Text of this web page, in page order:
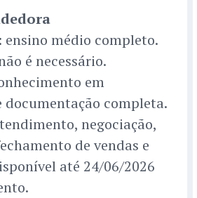
ensino médio completo.
é necessário.
em
completa.
negociação,
de vendas e
até 24/06/2026